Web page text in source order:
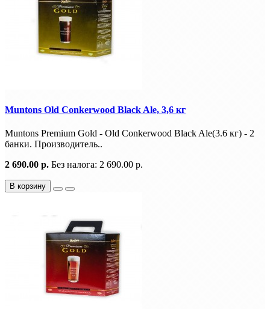
Muntons Old Conkerwood Black Ale, 3,6 кг
Muntons Premium Gold - Old Conkerwood Black Ale(3.6 кг) - 2
банки. Производитель..
2 690.00 р. Без налога: 2 690.00 р.
В корзину